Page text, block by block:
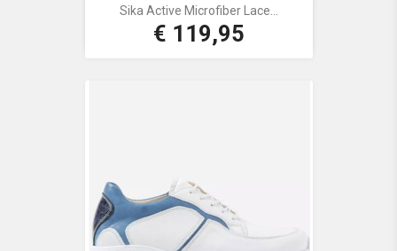
Sika Active Microfiber Lace...
Prijs
€ 119,95